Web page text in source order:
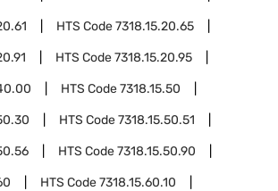
HTS Code7318.15.20.65
HTS Code7318.15.20.95
HTS Code7318.15.50
HTS Code7318.15.50.51
HTS Code7318.15.50.90
HTS Code7318.15.60.10